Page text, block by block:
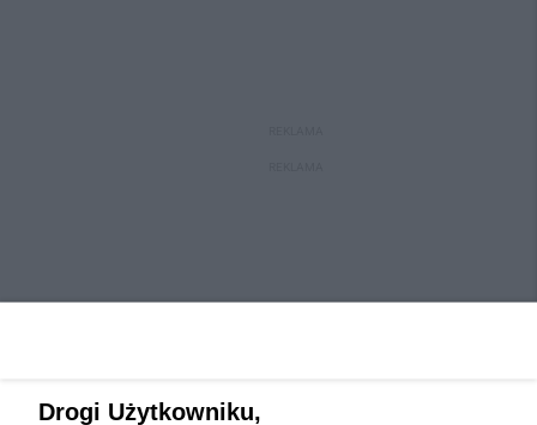
Drogi Użytkowniku,